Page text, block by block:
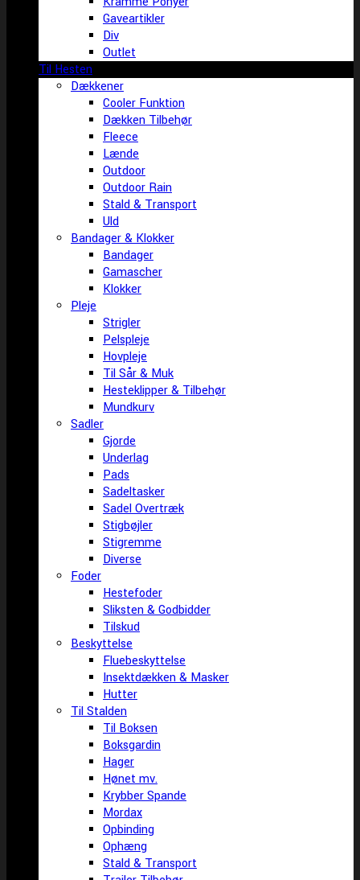
Gaveartikler
Div
Outlet
Til Hesten
Dækkener
Cooler Funktion
Dækken Tilbehør
Fleece
Lænde
Outdoor
Outdoor Rain
Stald & Transport
Uld
Bandager & Klokker
Bandager
Gamascher
Klokker
Pleje
Strigler
Pelspleje
Hovpleje
Til Sår & Muk
Hesteklipper & Tilbehør
Mundkurv
Sadler
Gjorde
Underlag
Pads
Sadeltasker
Sadel Overtræk
Stigbøjler
Stigremme
Diverse
Foder
Hestefoder
Sliksten & Godbidder
Tilskud
Beskyttelse
Fluebeskyttelse
Insektdækken & Masker
Hutter
Til Stalden
Til Boksen
Boksgardin
Hager
Hønet mv.
Krybber Spande
Mordax
Opbinding
Ophæng
Stald & Transport